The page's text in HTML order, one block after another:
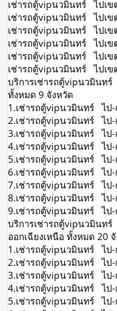
เช่ารถตู้vipนวมินทร์ ไปเข
เช่ารถตู้vipนวมินทร์ ไปเข
เช่ารถตู้vipนวมินทร์ ไปเข
เช่ารถตู้vipนวมินทร์ ไปเ
เช่ารถตู้vipนวมินทร์ ไปเข
เช่ารถตู้vipนวมินทร์ ไปเข
บริการเช่ารถตู้vipนวมินท
ทั้งหมด 9 จังหวัด
1.เช่ารถตู้vipนวมินทร์ ไป-
2.เช่ารถตู้vipนวมินทร์ ไป-
3.เช่ารถตู้vipนวมินทร์ ไป
4.เช่ารถตู้vipนวมินทร์ ไป-
5.เช่ารถตู้vipนวมินทร์ ไป
6.เช่ารถตู้vipนวมินทร์ ไป
7.เช่ารถตู้vipนวมินทร์ ไป-
8.เช่ารถตู้vipนวมินทร์ ไป
9.เช่ารถตู้vipนวมินทร์ ไป
บริการเช่ารถตู้vipนวมินท
ออกเฉียงเหนือ ทั้งหมด 20
1.เช่ารถตู้vipนวมินทร์ ไป
2.เช่ารถตู้vipนวมินทร์ ไป
3.เช่ารถตู้vipนวมินทร์ ไป
4.เช่ารถตู้vipนวมินทร์ ไป
5.เช่ารถตู้vipนวมินทร์ ไป